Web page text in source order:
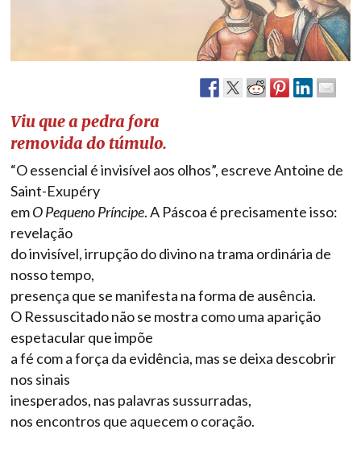
Viu que a pedra fora
removida do túmulo.
“O essencial é invisível aos olhos”, escreve Antoine de
Saint-Exupéry
emO Pequeno Príncipe. A Páscoa é precisamente isso:
revelação
do invisível, irrupção do divino na trama ordinária de
nosso tempo,
presença que se manifesta na forma de ausência.
O Ressuscitado não se mostra como uma aparição
espetacular que impõe
a fé com a força da evidência, mas se deixa descobrir
nos sinais
inesperados, nas palavras sussurradas,
nos encontros que aquecem o coração.